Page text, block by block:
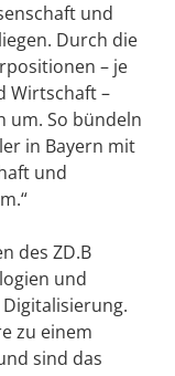
und
Durch die
– je
Wirtschaft –
um. So bündeln
in Bayern mit
und
des ZD.B
und
zu einem
sind das